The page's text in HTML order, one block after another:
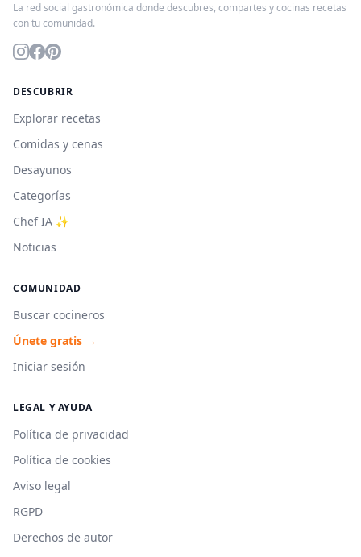
La red social gastronómica donde descubres, compartes y cocinas recetas
con tu comunidad.
DESCUBRIR
Explorar recetas
Comidas y cenas
Desayunos
Categorías
Chef IA ✨
Noticias
COMUNIDAD
Buscar cocineros
Únete gratis →
Iniciar sesión
LEGAL Y AYUDA
Política de privacidad
Política de cookies
Aviso legal
RGPD
Derechos de autor